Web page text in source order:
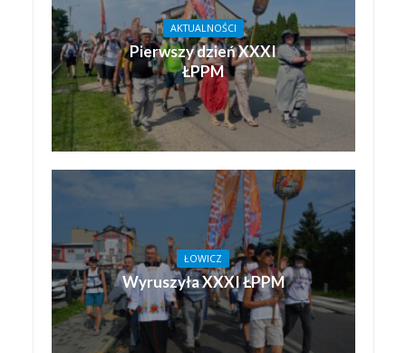
AKTUALNOŚCI
Pierwszy dzień XXXI
ŁPPM
ŁOWICZ
Wyruszyła XXXI ŁPPM